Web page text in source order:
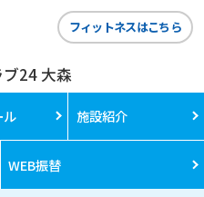
24 大森
フィットネスはこちら
ル 施設紹介
WEB振替